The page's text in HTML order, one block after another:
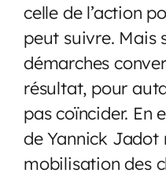
celle de l’action
peut suivre. Mais
démarches
résultat, pour
pas coïncider. En
de Yannick Jadot
mobilisation des